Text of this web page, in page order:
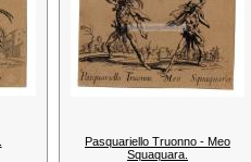
Pasquariello Truonno - Meo
Squaquara.